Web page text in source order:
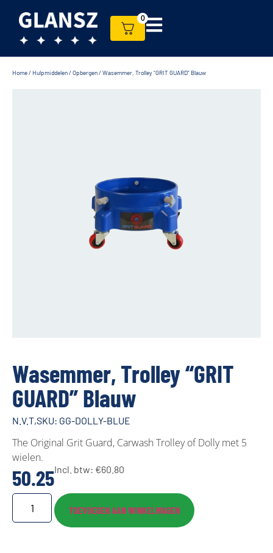
0
Home/ Hulpmiddelen/Opbergen/ Wasemmer, Trolley “GRIT GUARD” Blauw
Wasemmer, Trolley “GRIT
GUARD” Blauw
N.V.T,SKU: GG-DOLLY-BLUE
The Original Grit Guard, Carwash Trolley of Dolly met 5
wielen.
50.25Incl. btw: €60.80
TOEVOEGEN AAN WINKELWAGEN